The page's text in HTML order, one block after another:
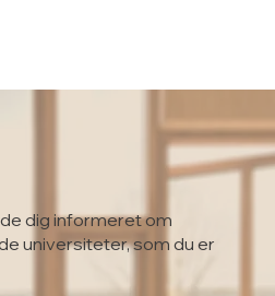
dig informeret om
universiteter, som du er